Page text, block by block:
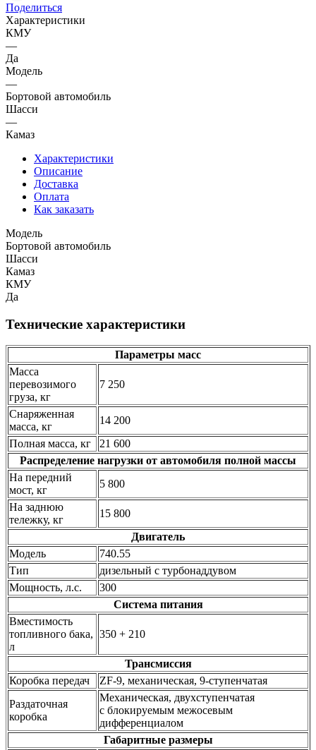
Поделиться
Характеристики
КМУ
—
Да
Модель
—
Бортовой автомобиль
Шасси
—
Камаз
Характеристики
Описание
Доставка
Оплата
Как заказать
Модель
Бортовой автомобиль
Шасси
Камаз
КМУ
Да
Технические характеристики
Параметры масс
Масса
перевозимого
груза, кг
7 250
Снаряженная
масса, кг
14 200
Полная масса, кг
21 600
Распределение нагрузки от автомобиля полной массы
На передний
мост, кг
5 800
На заднюю
тележку, кг
15 800
Двигатель
Модель
740.55
Тип
дизельный с турбонаддувом
Мощность, л.с.
300
Система питания
Вместимость
топливного бака,
л
350 + 210
Трансмиссия
Коробка передач
ZF-9, механическая, 9-ступенчатая
Раздаточная
коробка
Механическая, двухступенчатая
с блокируемым межосевым
дифференциалом
Габаритные размеры